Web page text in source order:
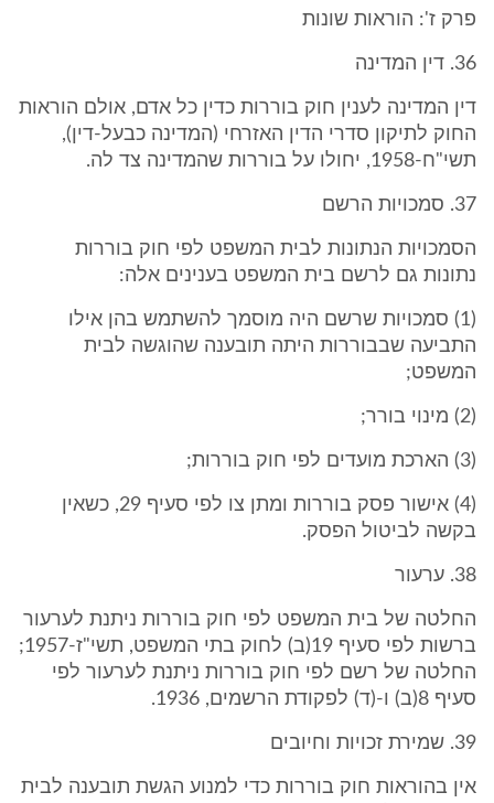
פרק ז': הוראות שונות
36. דין המדינה
דין המדינה לענין חוק בוררות כדין כל אדם, אולם הוראות
החוק לתיקון סדרי הדין האזרחי (המדינה כבעל-דין),
תשי"ח-1958, יחולו על בוררות שהמדינה צד לה.
37. סמכויות הרשם
הסמכויות הנתונות לבית המשפט לפי חוק בוררות
נתונות גם לרשם בית המשפט בענינים אלה:
(1) סמכויות שרשם היה מוסמך להשתמש בהן אילו
התביעה שבבוררות היתה תובענה שהוגשה לבית
המשפט;
(2) מינוי בורר;
(3) הארכת מועדים לפי חוק בוררות;
(4) אישור פסק בוררות ומתן צו לפי סעיף 29, כשאין
בקשה לביטול הפסק.
38. ערעור
החלטה של בית המשפט לפי חוק בוררות ניתנת לערעור
ברשות לפי סעיף 19(ב) לחוק בתי המשפט, תשי"ז-1957;
החלטה של רשם לפי חוק בוררות ניתנת לערעור לפי
סעיף 8(ב) ו-(ד) לפקודת הרשמים, 1936.
39. שמירת זכויות וחיובים
אין בהוראות חוק בוררות כדי למנוע הגשת תובענה לבית